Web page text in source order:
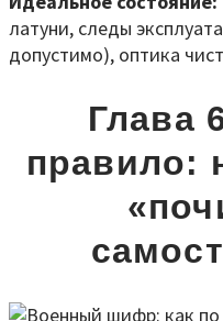
латуни, следы
допустимо), оптика
Глава
правило: